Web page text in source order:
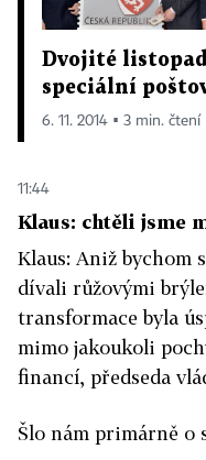
Dvojité
speciální
6. 11. 2014 ▪ 3 min. čtení
11:44
Klaus: chtěli jsme
Klaus: Aniž bychom
dívali růžovými
transformace byla
mimo jakoukoli
financí, předseda
Šlo nám primárně o